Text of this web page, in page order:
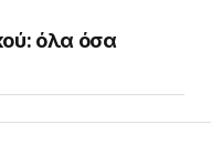
όλα όσα